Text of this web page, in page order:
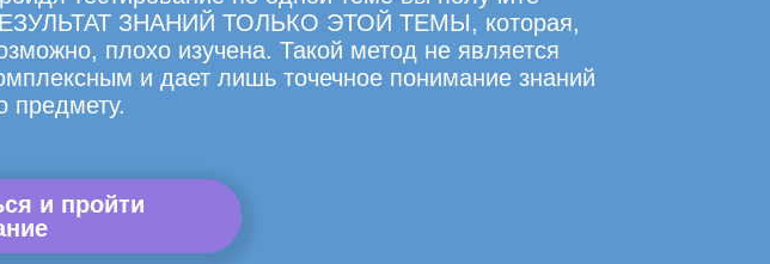
ЗНАНИЙ ТОЛЬКО ЭТОЙ ТЕМЫ, которая,
плохо изучена. Такой метод не является
и дает лишь точечное понимание знаний
предмету.
и пройти